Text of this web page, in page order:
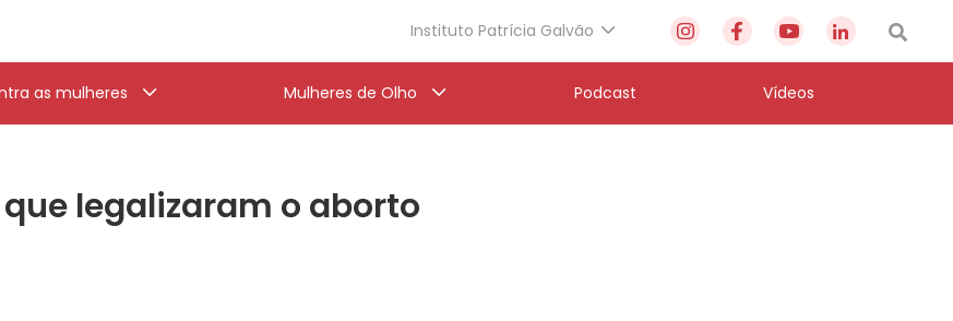
Instituto Patrícia Galvão
as mulheres Mulheres de Olho Podcast Vídeos
legalizaram o aborto